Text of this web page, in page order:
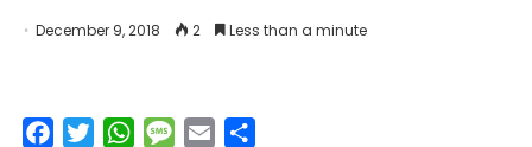
December 9, 2018 2 Less than a minute
W
M